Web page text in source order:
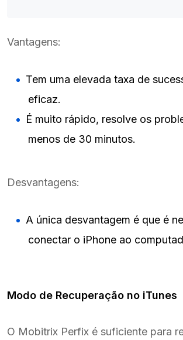
Vantagens:
Tem uma elevada taxa de
eficaz.
É muito rápido, resolve os
menos de 30 minutos.
Desvantagens:
A única desvantagem é que é
conectar o iPhone ao
Modo de Recuperação no iTunes
O Mobitrix Perfix é suficiente para